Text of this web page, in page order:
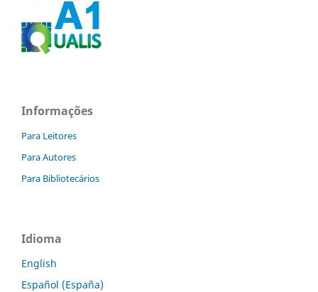
Informações
Para Leitores
Para Autores
Para Bibliotecários
Idioma
English
Español (España)